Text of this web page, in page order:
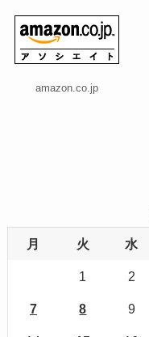
amazon.co.jp
月 火 水
1 2
7 8 9